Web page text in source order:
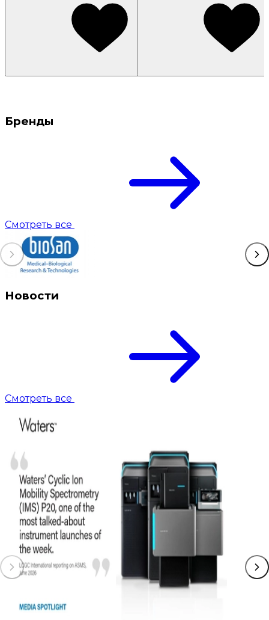
Бренды
Смотреть все
Новости
Смотреть все